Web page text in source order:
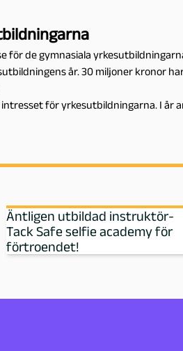
för de gymnasiala
år. 30 miljoner kronor
för yrkesutbildningarna. I år
Äntligen utbildad instruktör-
Tack Safe selfie academy för
förtroendet!